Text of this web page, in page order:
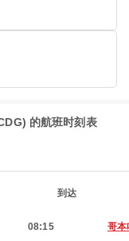
的航班时刻表
到达
08:15 哥本